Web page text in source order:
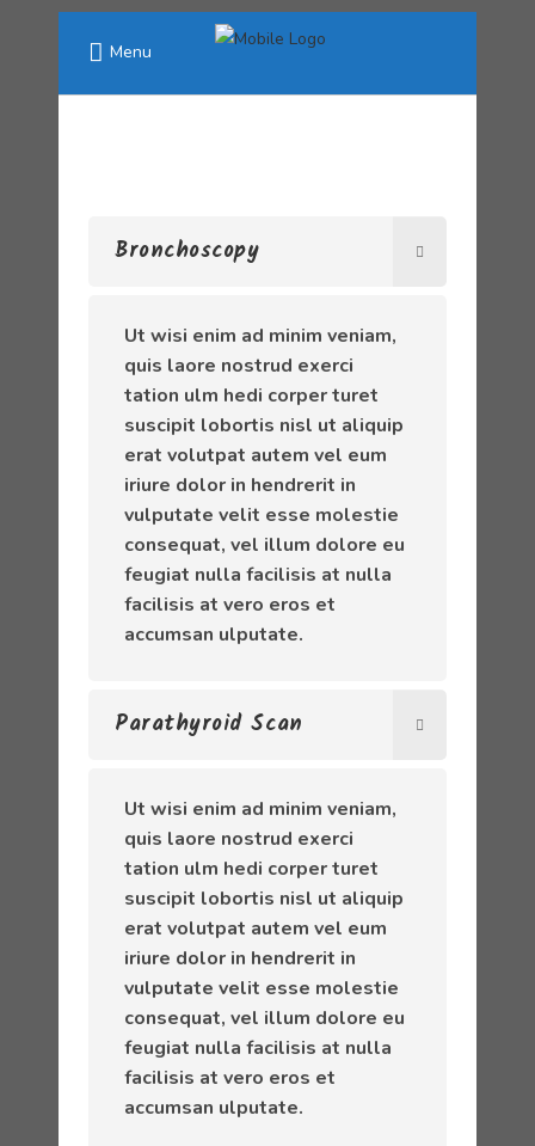
Menu
Bronchoscopy
Ut wisi enim ad minim veniam,
quis laore nostrud exerci
tation ulm hedi corper turet
suscipit lobortis nisl ut aliquip
erat volutpat autem vel eum
iriure dolor in hendrerit in
vulputate velit esse molestie
consequat, vel illum dolore eu
feugiat nulla facilisis at nulla
facilisis at vero eros et
accumsan ulputate.
Parathyroid Scan
Ut wisi enim ad minim veniam,
quis laore nostrud exerci
tation ulm hedi corper turet
suscipit lobortis nisl ut aliquip
erat volutpat autem vel eum
iriure dolor in hendrerit in
vulputate velit esse molestie
consequat, vel illum dolore eu
feugiat nulla facilisis at nulla
facilisis at vero eros et
accumsan ulputate.